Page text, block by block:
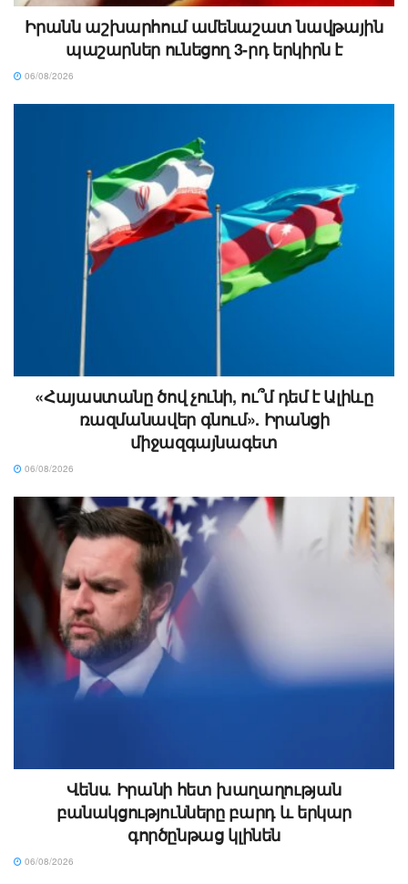
Իրանն աշխարհում ամենաշատ նավթային
պաշարներ ունեցող 3-րդ երկիրն է
06/08/2026
«Հայաստանը ծով չունի, ու՞մ դեմ է Ալիևը
ռազմանավեր գնում». Իրանցի
միջազգայնագետ
06/08/2026
Վենս․ Իրանի հետ խաղաղության
բանակցությունները բարդ և երկար
գործընթաց կլինեն
06/08/2026